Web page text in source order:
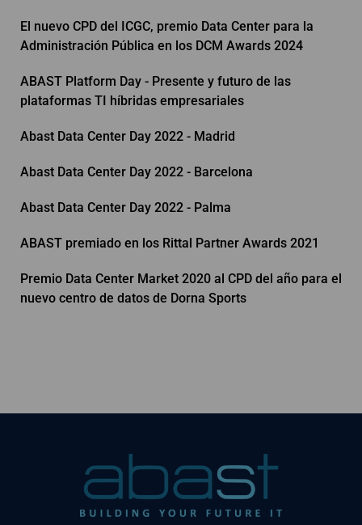
El nuevo CPD del ICGC, premio Data Center para la
Administración Pública en los DCM Awards 2024
ABAST Platform Day - Presente y futuro de las
plataformas TI híbridas empresariales
Abast Data Center Day 2022 - Madrid
Abast Data Center Day 2022 - Barcelona
Abast Data Center Day 2022 - Palma
ABAST premiado en los Rittal Partner Awards 2021
Premio Data Center Market 2020 al CPD del año para el
nuevo centro de datos de Dorna Sports